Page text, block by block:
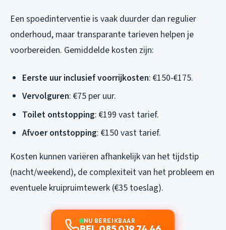
Een spoedinterventie is vaak duurder dan regulier
onderhoud, maar transparante tarieven helpen je
voorbereiden. Gemiddelde kosten zijn:
Eerste uur inclusief voorrijkosten: €150-€175.
Vervolguren: €75 per uur.
Toilet ontstopping: €199 vast tarief.
Afvoer ontstopping: €150 vast tarief.
Kosten kunnen variëren afhankelijk van het tijdstip
(nacht/weekend), de complexiteit van het probleem en
eventuele kruipruimtewerk (€35 toeslag).
NU BEREIKBAAR